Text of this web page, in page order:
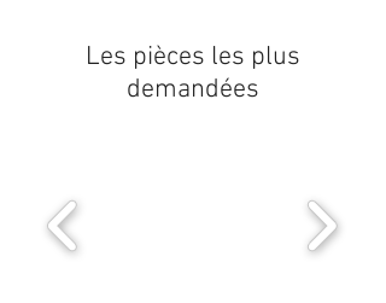
Les pièces les plus
demandées